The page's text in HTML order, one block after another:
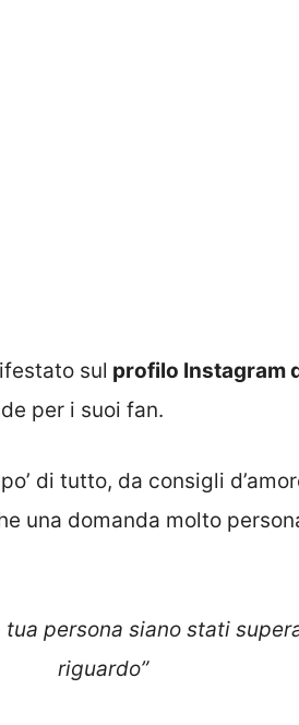
sul profilo Instagram
per i suoi fan.
di tutto, da consigli
una domanda molto
persona siano stati
riguardo”